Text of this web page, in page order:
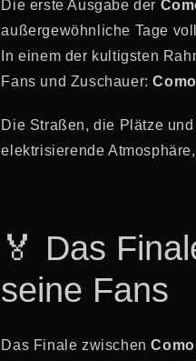
Die erste Ausgabe der
außergewöhnliche Tage
In einem der kultigsten
Fans und Zuschauer:
Die Straßen, die Plätze
elektrisierende
🏅 Das
seine Fans
Das Finale zwischen